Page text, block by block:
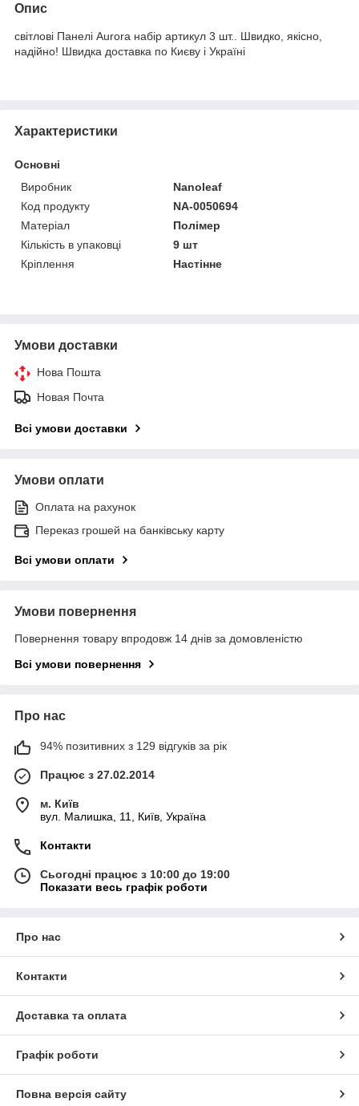
Опис
світлові Панелі Aurora набір артикул 3 шт.. Швидко, якісно,
надійно! Швидка доставка по Києву і Україні
Характеристики
Основні
Виробник
Nanoleaf
Код продукту
NA-0050694
Матеріал
Полімер
Кількість в упаковці
9 шт
Кріплення
Настінне
Умови доставки
Нова Пошта
Новая Почта
Всі умови доставки
Умови оплати
Оплата на рахунок
Переказ грошей на банківську карту
Всі умови оплати
Умови повернення
Повернення товару впродовж 14 днів за домовленістю
Всі умови повернення
Про нас
94% позитивних з 129 відгуків за рік
Працює з 27.02.2014
м. Київ
вул. Малишка, 11, Київ, Україна
Контакти
Сьогодні працює з 10:00 до 19:00
Показати весь графік роботи
Про нас
Контакти
Доставка та оплата
Графік роботи
Повна версія сайту